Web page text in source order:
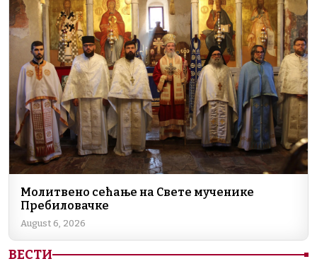
Молитвено сећање на Свете мученике
Пребиловачке
August 6, 2026
ВЕСТИ